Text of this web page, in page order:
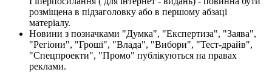
розміщена в підзаголовку або в першому абзаці
матеріалу.
Новини з позначками "Думка", "Експертиза", "Заява",
"Регіони", "Гроші", "Влада", "Вибори", "Тест-драйв",
"Спецпроекти", "Промо" публікуються на правах
реклами.